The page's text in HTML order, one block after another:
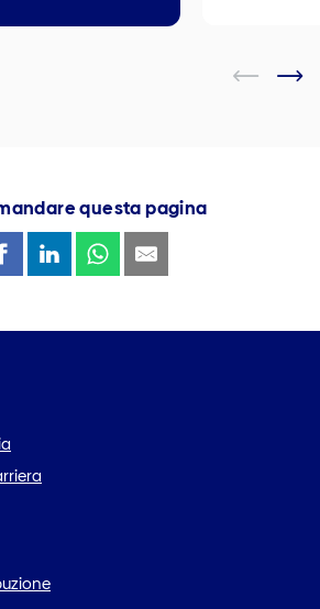
questa pagina